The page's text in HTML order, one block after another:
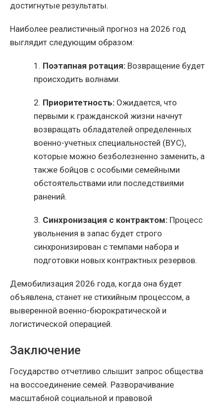
достигнутые результаты.
Наиболее реалистичный прогноз на 2026 год
выглядит следующим образом:
1. Поэтапная ротация: Возвращение будет
происходить волнами.
2. Приоритетность: Ожидается, что
первыми к гражданской жизни начнут
возвращать обладателей определенных
военно-учетных специальностей (ВУС),
которые можно безболезненно заменить, а
также бойцов с особыми семейными
обстоятельствами или последствиями
ранений.
3. Синхронизация с контрактом: Процесс
увольнения в запас будет строго
синхронизирован с темпами набора и
подготовки новых контрактных резервов.
Демобилизация 2026 года, когда она будет
объявлена, станет не стихийным процессом, а
выверенной военно-бюрократической и
логистической операцией.
Заключение
Государство отчетливо слышит запрос общества
на воссоединение семей. Разворачивание
масштабной социальной и правовой